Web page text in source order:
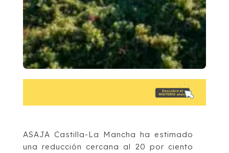
ASAJA Castilla-La Mancha ha estimado
una reducción cercana al 20 por ciento